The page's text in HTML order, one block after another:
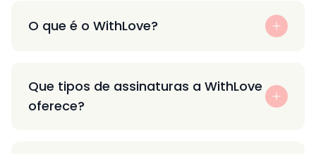
O que é o WithLove?
Que tipos de assinaturas a WithLove
oferece?